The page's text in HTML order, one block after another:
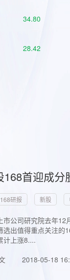
34.80
28.42
168首迎成
研报 新股
市公司研究院去年
选出值得重点关注的
计上涨8....
2018-05-18